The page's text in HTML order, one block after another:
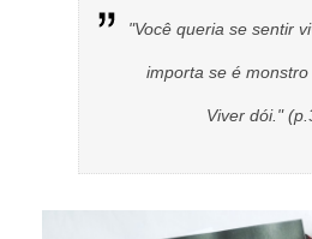
"Você queria se sentir
importa se é monstro
Viver dói."